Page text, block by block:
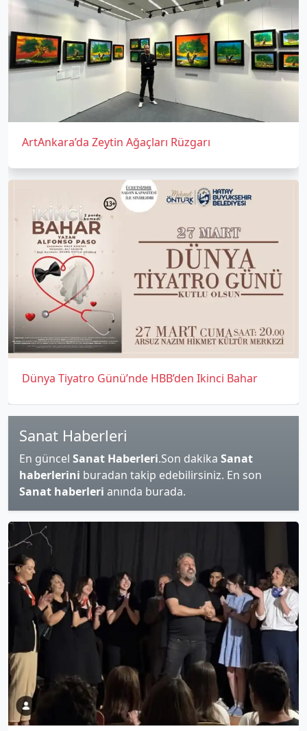
ArtAnkara’da Zeytin Ağaçları Rüzgarı
Dünya Tiyatro Günü’nde HBB’den Ikinci Bahar
Sanat Haberleri
En güncel Sanat Haberleri.Son dakika Sanat
haberlerini buradan takip edebilirsiniz. En son
Sanat haberleri anında burada.